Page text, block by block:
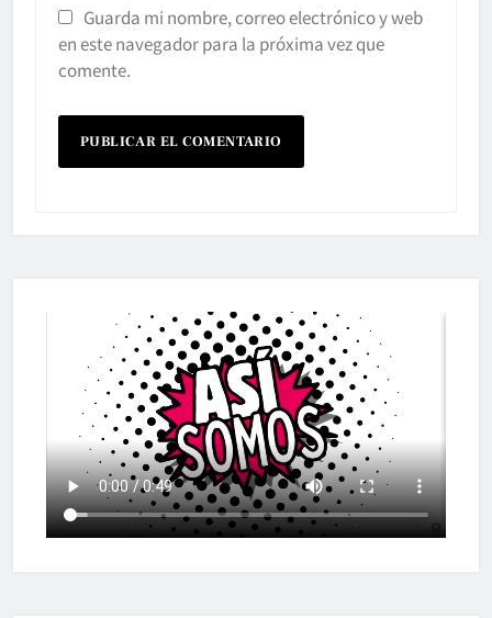
Guarda mi nombre, correo electrónico y web
en este navegador para la próxima vez que
comente.